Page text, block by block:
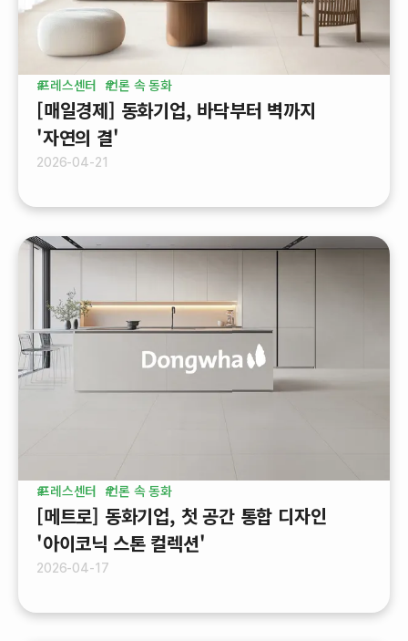
프레스센터 언론 속 동화
[매일경제] 동화기업, 바닥부터 벽까지
'자연의 결'
2026-04-21
프레스센터 언론 속 동화
[메트로] 동화기업, 첫 공간 통합 디자인
'아이코닉 스톤 컬렉션'
2026-04-17